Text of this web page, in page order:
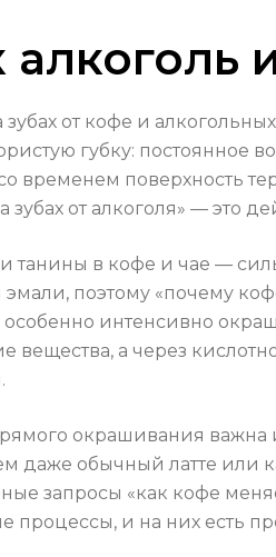
алкоголь
зубах от кофе и
губку: постоянное
временем поверхность
зубах от алкоголя» — это
танины в кофе и чае —
поэтому «почему
особенно интенсивно
вещества, а через
окрашивания
даже обычный латте или
запросы «как кофе
процессы, и на них есть